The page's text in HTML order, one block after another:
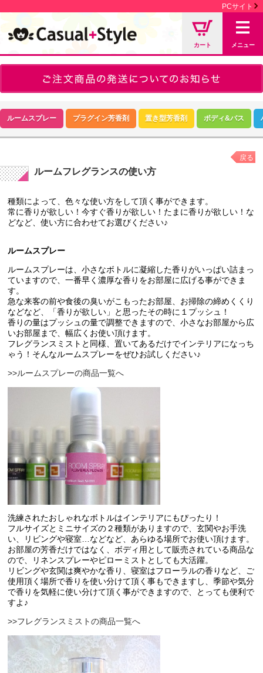
PCサイト
カート メニュー
ルームスプレー プラグイン芳香剤 置き型芳香剤 ボディ&バス
ルームフレグランスの使い方
戻る
種類によって、色々な使い方をして頂く事ができます。
常に香りが欲しい！今すぐ香りが欲しい！たまに香りが欲しい！な
どなど、使い方に合わせてお選びください♪
ルームスプレー
ルームスプレーは、小さなボトルに凝縮した香りがいっぱい詰まっ
ていますので、一番早く濃厚な香りをお部屋に広げる事ができま
す。
急な来客の前や食後の臭いがこもったお部屋、お掃除の締めくくり
などなど、「香りが欲しい」と思ったその時に１プッシュ！
香りの量はプッシュの量で調整できますので、小さなお部屋から広
いお部屋まで、幅広くお使い頂けます。
フレグランスミストと同様、置いてあるだけでインテリアになっち
ゃう！そんなルームスプレーをぜひお試しください♪
>>ルームスプレーの商品一覧へ
洗練されたおしゃれなボトルはインテリアにもぴったり！
フルサイズとミニサイズの２種類がありますので、玄関やお手洗
い、リビングや寝室…などなど、あらゆる場所でお使い頂けます。
お部屋の芳香だけではなく、ボディ用として販売されている商品な
ので、リネンスプレーやピローミストとしても大活躍。
リビングや玄関は爽やかな香り、寝室はフローラルの香りなど、ご
使用頂く場所で香りを使い分けて頂く事もできますし、季節や気分
で香りを気軽に使い分けて頂く事ができますので、とっても便利で
すよ♪
>>フレグランスミストの商品一覧へ